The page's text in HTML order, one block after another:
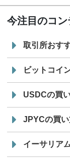
今注目のコン
取引所おす
ビットコイ
USDCの買
JPYCの買
イーサリア